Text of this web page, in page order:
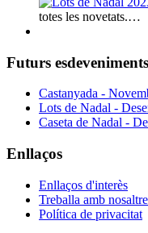
totes les novetats.…
Futurs esdeveniments
Castanyada -
Lots de Nadal -
Caseta de Nadal -
Enllaços
Enllaços d'interès
Treballa amb
Política de privacitat